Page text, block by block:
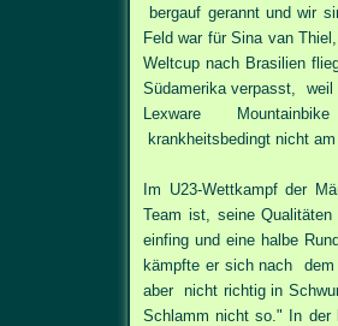
bergauf gerannt und wir
Feld war für Sina van
Weltcup nach Brasilien
Südamerika verpasst, weil
Lexware
krankheitsbedingt nicht
Im U23-Wettkampf der
Team ist, seine
einfing und eine halbe
kämpfte er sich nach dem
aber nicht richtig in
Schlamm nicht so." In der